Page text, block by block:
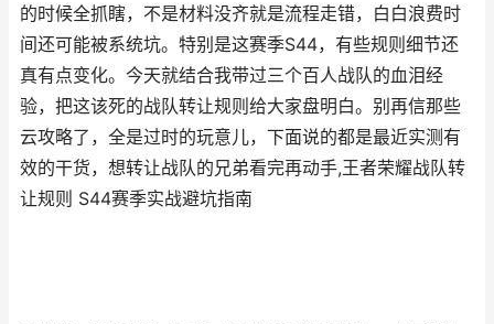
的时候全抓瞎，不是材料没齐就是流程走错，白白浪费时
间还可能被系统坑。特别是这赛季S44，有些规则细节还
真有点变化。今天就结合我带过三个百人战队的血泪经
验，把这该死的战队转让规则给大家盘明白。别再信那些
云攻略了，全是过时的玩意儿，下面说的都是最近实测有
效的干货，想转让战队的兄弟看完再动手,王者荣耀战队转
让规则 S44赛季实战避坑指南